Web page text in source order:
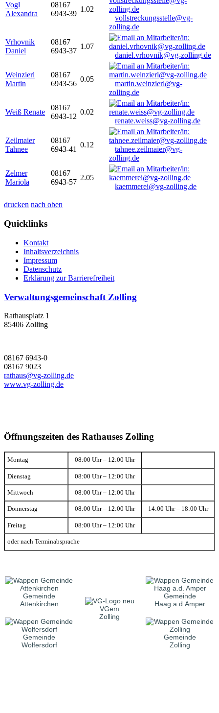
Vogl
Alexandra
08167
6943-39
1.02
vollstreckungsstelle@vg-
zolling.de
Vrhovnik
Daniel
08167
6943-37
1.07
daniel.vrhovnik@vg-zolling.de
Weinzierl
Martin
08167
6943-56
0.05
martin.weinzierl@vg-
zolling.de
Weiß Renate
08167
6943-12
0.02
renate.weiss@vg-zolling.de
Zeilmaier
Tahnee
08167
6943-41
0.12
tahnee.zeilmaier@vg-
zolling.de
Zelmer
Mariola
08167
6943-57
2.05
kaemmerei@vg-zolling.de
drucken nach oben
Quicklinks
Kontakt
Inhaltsverzeichnis
Impressum
Datenschutz
Erklärung zur Barrierefreiheit
Verwaltungsgemeinschaft Zolling
Rathausplatz 1
85406 Zolling
08167 6943-0
08167 9023
rathaus@vg-zolling.de
www.vg-zolling.de
Öffnungszeiten des Rathauses Zolling
Montag 08:00 Uhr – 12:00 Uhr
Dienstag 08:00 Uhr – 12:00 Uhr
Mittwoch 08:00 Uhr – 12:00 Uhr
Donnerstag 08:00 Uhr – 12:00 Uhr 14:00 Uhr – 18:00 Uhr
Freitag 08:00 Uhr – 12:00 Uhr
oder nach Terminabsprache
Gemeinde
Attenkirchen
VGem
Zolling
Gemeinde
Haag a.d.Amper
Gemeinde
Wolfersdorf
Gemeinde
Zolling